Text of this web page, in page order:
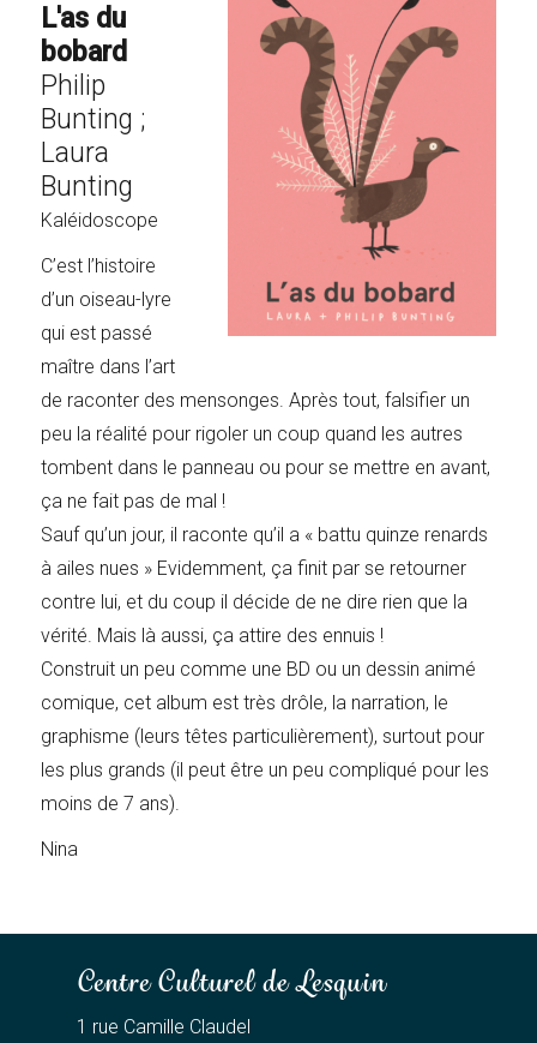
L'as du
bobard
Philip
Bunting ;
Laura
Bunting
Kaléidoscope
C’est l’histoire
d’un oiseau-lyre
qui est passé
maître dans l’art
de raconter des mensonges. Après tout, falsifier un
peu la réalité pour rigoler un coup quand les autres
tombent dans le panneau ou pour se mettre en avant,
ça ne fait pas de mal !
Sauf qu’un jour, il raconte qu’il a « battu quinze renards
à ailes nues » Evidemment, ça finit par se retourner
contre lui, et du coup il décide de ne dire rien que la
vérité. Mais là aussi, ça attire des ennuis !
Construit un peu comme une BD ou un dessin animé
comique, cet album est très drôle, la narration, le
graphisme (leurs têtes particulièrement), surtout pour
les plus grands (il peut être un peu compliqué pour les
moins de 7 ans).
Nina
Centre Culturel de Lesquin
1 rue Camille Claudel